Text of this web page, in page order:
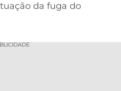
da fuga do